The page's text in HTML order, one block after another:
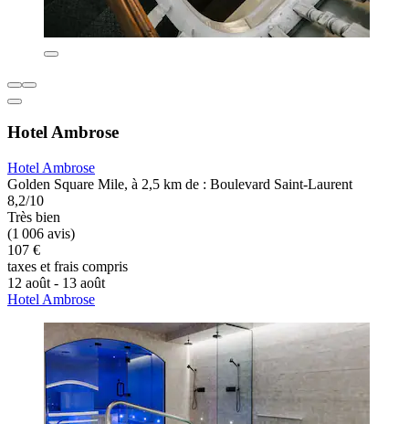
Hotel Ambrose
Hotel Ambrose
Golden Square Mile, à 2,5 km de : Boulevard Saint-Laurent
8,2/10
Très bien
(1 006 avis)
107 €
taxes et frais compris
12 août - 13 août
Hotel Ambrose